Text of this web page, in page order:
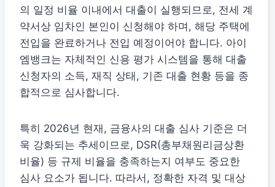
의 일정 비율 이내에서 대출이 실행되므로, 전세 계
약서상 임차인 본인이 신청해야 하며, 해당 주택에
전입을 완료하거나 전입 예정이어야 합니다. 아이
엠뱅크는 자체적인 신용 평가 시스템을 통해 대출
신청자의 소득, 재직 상태, 기존 대출 현황 등을 종
합적으로 심사합니다.
특히 2026년 현재, 금융사의 대출 심사 기준은 더
욱 강화되는 추세이므로, DSR(총부채원리금상환
비율) 등 규제 비율을 충족하는지 여부도 중요한
심사 요소가 됩니다. 따라서, 정확한 자격 및 대상